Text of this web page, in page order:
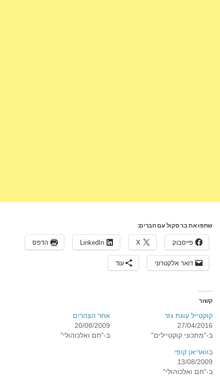
שתפו את בר סקול עם חברים:
פייסבוק X
LinkedIn הדפס
דואר אלקטרוני עוד
קשור
קוקטייל עוגת גזר
27/04/2016
ב-"מתכוני קוקטיילים"
אחר הצהרים
20/08/2009
ב-"חם ואלכוהולי"
בוואריאן קופי
13/08/2009
ב-"חם ואלכוהולי"